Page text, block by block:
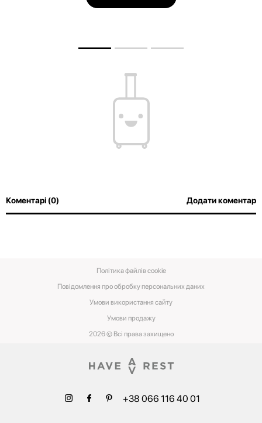
Коментарі (0) Додати коментар
2026 © Всі права захищено
Повідомлення про обробку персональних даних
Умови використання сайту
Умови‌ ‌продажу‌
Політика файлів cookie
+38 066 116 40 01